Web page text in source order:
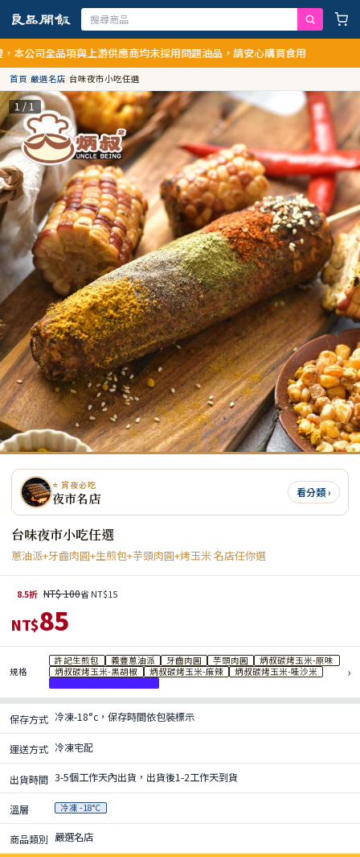
司全品項與上游供應商均未採用問題油品，請安心購買食用
首頁/嚴選名店/台味夜市小吃任選
1 / 1
⭐ 宵夜必吃
夜市名店 看分類 ›
台味夜市小吃任選
蔥油派+牙齒肉圓+生煎包+芋頭肉圓+烤玉米 名店任你選
8.5折 NT$ 100省 NT$15
NT$85
規格
許記生煎包 義豐蔥油派 牙齒肉圓 芋頭肉圓
炳叔碳烤玉米-原味
炳叔碳烤玉米-黑胡椒
炳叔碳烤玉米-麻辣
炳叔碳烤玉米-哇沙米
›
保存方式 冷凍-18°c，保存時間依包裝標示
運送方式 冷凍宅配
出貨時間 3-5個工作天內出貨，出貨後1-2工作天到貨
溫層 冷凍 -18°C
商品類別 嚴選名店